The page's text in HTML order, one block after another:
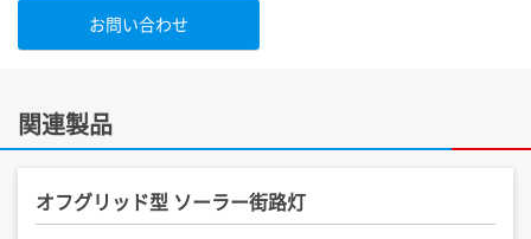
お問い合わせ
関連製品
オフグリッド型 ソーラー街路灯